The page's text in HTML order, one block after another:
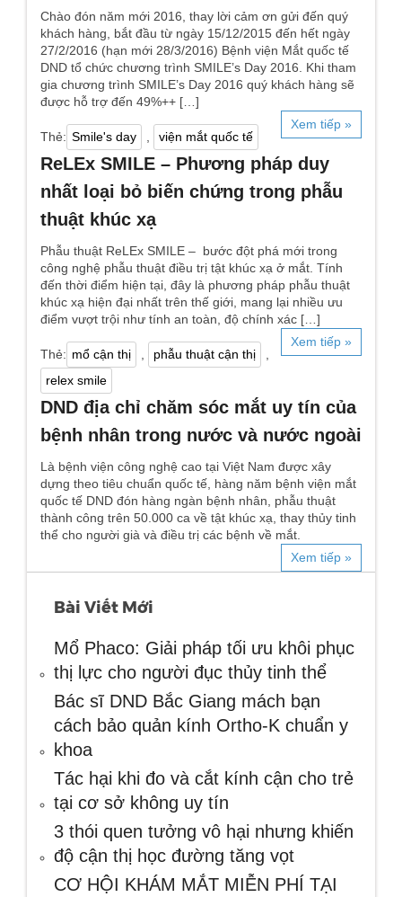
Chào đón năm mới 2016, thay lời cảm ơn gửi đến quý
khách hàng, bắt đầu từ ngày 15/12/2015 đến hết ngày
27/2/2016 (hạn mới 28/3/2016) Bệnh viện Mắt quốc tế
DND tổ chức chương trình SMILE’s Day 2016. Khi tham
gia chương trình SMILE’s Day 2016 quý khách hàng sẽ
được hỗ trợ đến 49%++ […]
Xem tiếp »
Thẻ: Smile's day viện mắt quốc tế
ReLEx SMILE – Phương pháp duy
nhất loại bỏ biến chứng trong phẫu
thuật khúc xạ
Phẫu thuật ReLEx SMILE – bước đột phá mới trong
công nghệ phẫu thuật điều trị tật khúc xạ ở mắt. Tính
đến thời điểm hiện tại, đây là phương pháp phẫu thuật
khúc xạ hiện đại nhất trên thế giới, mang lại nhiều ưu
điểm vượt trội như tính an toàn, độ chính xác […]
Xem tiếp »
Thẻ: mổ cận thị phẫu thuật cận thị
relex smile
DND địa chỉ chăm sóc mắt uy tín của
bệnh nhân trong nước và nước ngoài
Là bệnh viện công nghệ cao tại Việt Nam được xây
dựng theo tiêu chuẩn quốc tế, hàng năm bệnh viện mắt
quốc tế DND đón hàng ngàn bệnh nhân, phẫu thuật
thành công trên 50.000 ca về tật khúc xạ, thay thủy tinh
thể cho người già và điều trị các bệnh về mắt.
Xem tiếp »
Bài Viết Mới
Mổ Phaco: Giải pháp tối ưu khôi phục
thị lực cho người đục thủy tinh thể
Bác sĩ DND Bắc Giang mách bạn
cách bảo quản kính Ortho-K chuẩn y
khoa
Tác hại khi đo và cắt kính cận cho trẻ
tại cơ sở không uy tín
3 thói quen tưởng vô hại nhưng khiến
độ cận thị học đường tăng vọt
CƠ HỘI KHÁM MẮT MIỄN PHÍ TẠI